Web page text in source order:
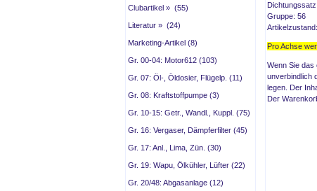
Clubartikel » (55)
Literatur » (24)
Marketing-Artikel (8)
Gr. 00-04: Motor612 (103)
Gr. 07: Öl-, Öldosier, Flügelp. (11)
Gr. 08: Kraftstoffpumpe (3)
Gr. 10-15: Getr., Wandl., Kuppl. (75)
Gr. 16: Vergaser, Dämpferfilter (45)
Gr. 17: Anl., Lima, Zün. (30)
Gr. 19: Wapu, Ölkühler, Lüfter (22)
Gr. 20/48: Abgasanlage (12)
Gruppe: 56
Pro Achse
Wenn Sie das
unverbindlich
legen. Der
Der